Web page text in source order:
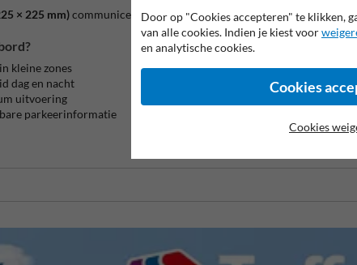
× 225 mm)communiceer je jouw parkeerbeleid duidelijk, compact
kleine zones
dag en nacht
uitvoering
parkeerinformatie
Door op "Cookies accepteren" te klikken,
van alle cookies. Indien je kiest voor
en analytische cookies.
Cookies
Cookies